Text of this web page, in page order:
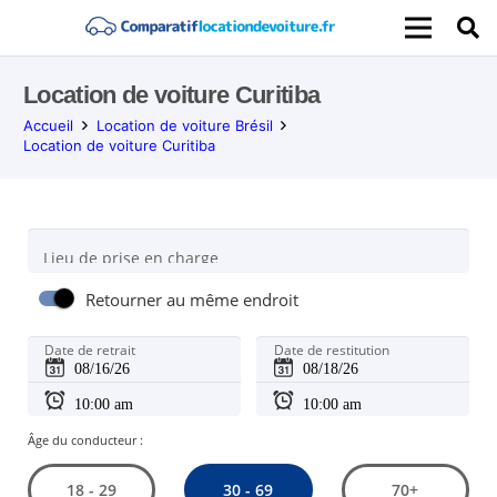
Location de voiture Curitiba
Accueil
Location de voiture Brésil
Location de voiture Curitiba
Lieu de prise en charge
Retourner au même endroit
Date de retrait Date de restitution
Âge du conducteur :
18 - 29 30 - 69 70+